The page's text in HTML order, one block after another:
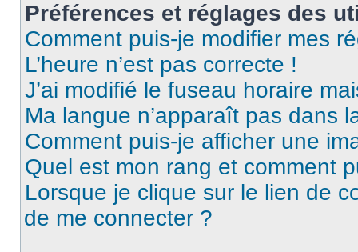
Préférences et réglages des
Comment puis-je modifier mes
L’heure n’est pas correcte !
J’ai modifié le fuseau horaire
Ma langue n’apparaît pas dans
Comment puis-je afficher une
Quel est mon rang et comment
Lorsque je clique sur le lien de
de me connecter ?